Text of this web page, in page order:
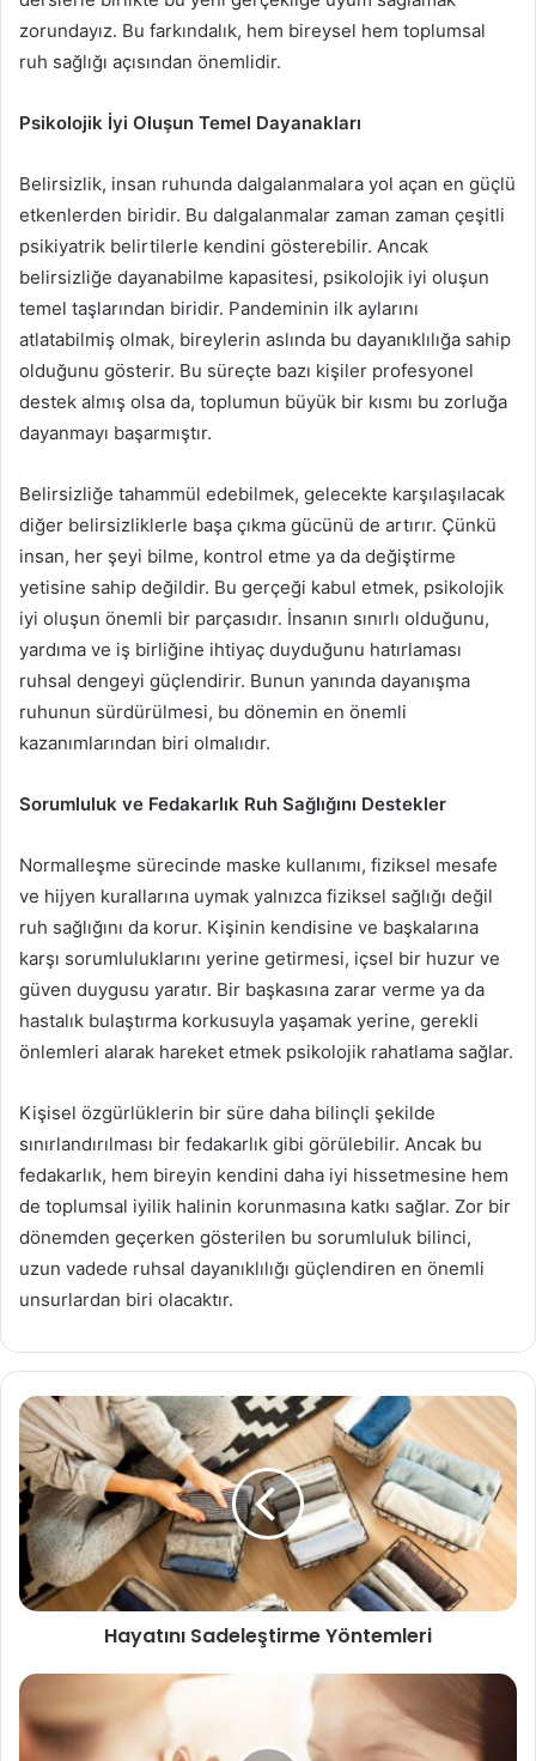
zorundayız. Bu farkındalık, hem bireysel hem toplumsal
ruh sağlığı açısından önemlidir.
Psikolojik İyi Oluşun Temel Dayanakları
Belirsizlik, insan ruhunda dalgalanmalara yol açan en güçlü
etkenlerden biridir. Bu dalgalanmalar zaman zaman çeşitli
psikiyatrik belirtilerle kendini gösterebilir. Ancak
belirsizliğe dayanabilme kapasitesi, psikolojik iyi oluşun
temel taşlarından biridir. Pandeminin ilk aylarını
atlatabilmiş olmak, bireylerin aslında bu dayanıklılığa sahip
olduğunu gösterir. Bu süreçte bazı kişiler profesyonel
destek almış olsa da, toplumun büyük bir kısmı bu zorluğa
dayanmayı başarmıştır.
Belirsizliğe tahammül edebilmek, gelecekte karşılaşılacak
diğer belirsizliklerle başa çıkma gücünü de artırır. Çünkü
insan, her şeyi bilme, kontrol etme ya da değiştirme
yetisine sahip değildir. Bu gerçeği kabul etmek, psikolojik
iyi oluşun önemli bir parçasıdır. İnsanın sınırlı olduğunu,
yardıma ve iş birliğine ihtiyaç duyduğunu hatırlaması
ruhsal dengeyi güçlendirir. Bunun yanında dayanışma
ruhunun sürdürülmesi, bu dönemin en önemli
kazanımlarından biri olmalıdır.
Sorumluluk ve Fedakarlık Ruh Sağlığını Destekler
Normalleşme sürecinde maske kullanımı, fiziksel mesafe
ve hijyen kurallarına uymak yalnızca fiziksel sağlığı değil
ruh sağlığını da korur. Kişinin kendisine ve başkalarına
karşı sorumluluklarını yerine getirmesi, içsel bir huzur ve
güven duygusu yaratır. Bir başkasına zarar verme ya da
hastalık bulaştırma korkusuyla yaşamak yerine, gerekli
önlemleri alarak hareket etmek psikolojik rahatlama sağlar.
Kişisel özgürlüklerin bir süre daha bilinçli şekilde
sınırlandırılması bir fedakarlık gibi görülebilir. Ancak bu
fedakarlık, hem bireyin kendini daha iyi hissetmesine hem
de toplumsal iyilik halinin korunmasına katkı sağlar. Zor bir
dönemden geçerken gösterilen bu sorumluluk bilinci,
uzun vadede ruhsal dayanıklılığı güçlendiren en önemli
unsurlardan biri olacaktır.
Hayatını Sadeleştirme Yöntemleri